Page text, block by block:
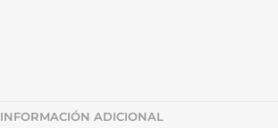
INFORMACIÓN ADICIONAL